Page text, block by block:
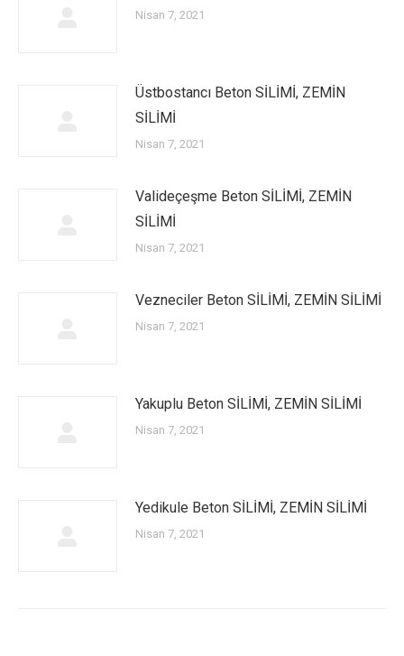
Nisan 7, 2021
Üstbostancı Beton SİLİMİ, ZEMİN
SİLİMİ
Nisan 7, 2021
Valideçeşme Beton SİLİMİ, ZEMİN
SİLİMİ
Nisan 7, 2021
Vezneciler Beton SİLİMİ, ZEMİN SİLİMİ
Nisan 7, 2021
Yakuplu Beton SİLİMİ, ZEMİN SİLİMİ
Nisan 7, 2021
Yedikule Beton SİLİMİ, ZEMİN SİLİMİ
Nisan 7, 2021